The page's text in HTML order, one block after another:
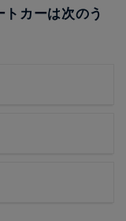
カーは次のう